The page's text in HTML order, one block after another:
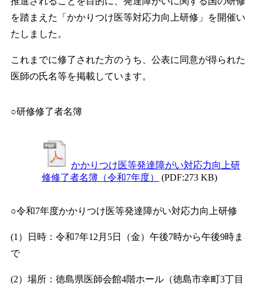
を踏まえた「かかりつけ医等対応力向上研修」を開催い
たしました。
これまでに修了された方のうち、公表に同意が得られた
医師の氏名等を掲載しています。
○研修修了者名簿
かかりつけ医等発達障がい対応力向上研
修修了者名簿（令和7年度）
(PDF:273 KB)
○令和7年度かかりつけ医等発達障がい対応力向上研修
(1）日時：令和7年12月5日（金）午後7時から午後9時ま
で
(2）場所：徳島県医師会館4階ホール（徳島市幸町3丁目